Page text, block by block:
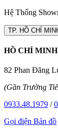
Hệ Thống
TP. HỒ CHÍ
HỒ CHÍ MINH
82 Phan Đăng
(Gần Trường
0933.48.1979 /
Gọi điện Bản đồ